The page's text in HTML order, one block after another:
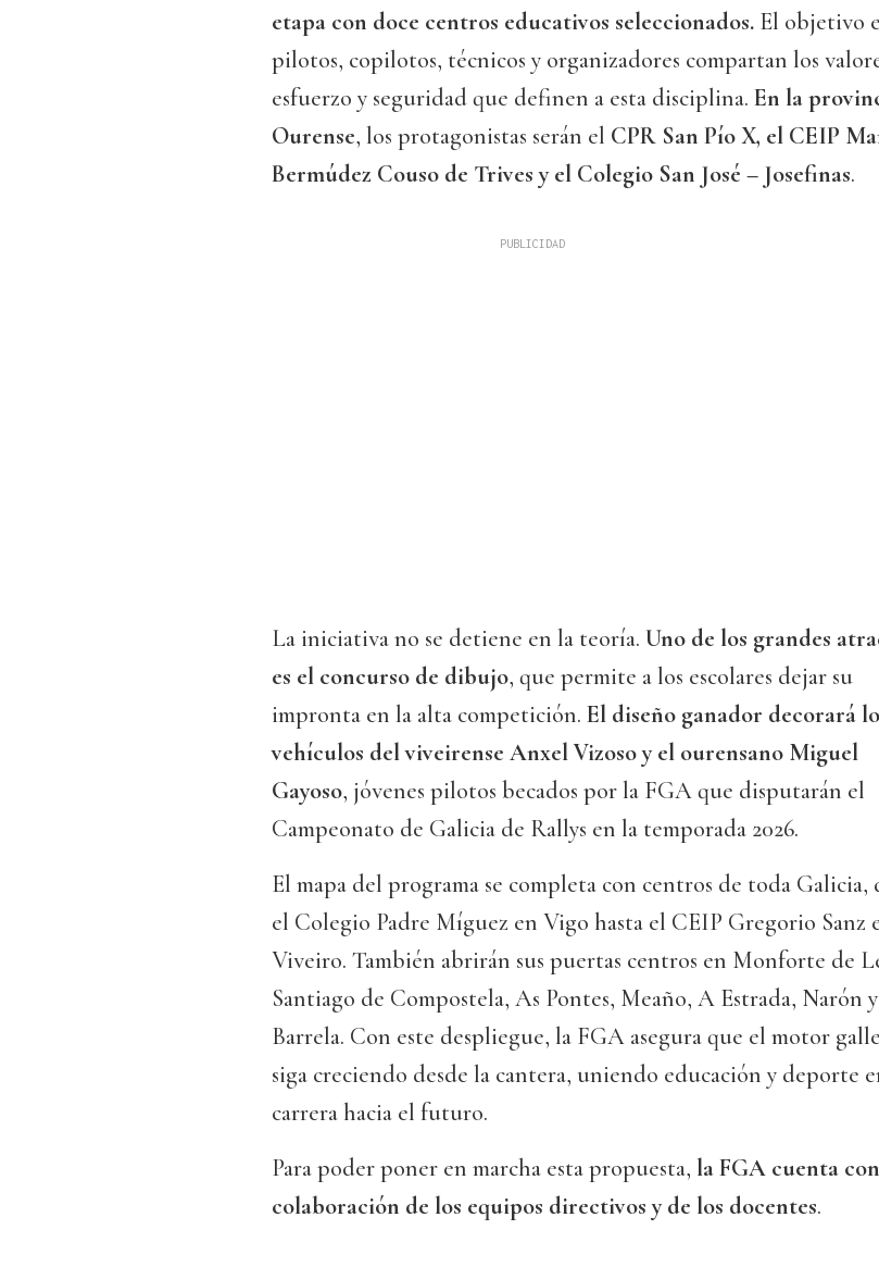
etapa con doce centros educativos seleccionados. El objetivo
pilotos, copilotos, técnicos y organizadores compartan los
esfuerzo y seguridad que definen a esta disciplina. En la
Ourense, los protagonistas serán el CPR San Pío X, el CEIP
Bermúdez Couso de Trives y el Colegio San José – Josefinas.
La iniciativa no se detiene en la teoría. Uno de los grandes
es el concurso de dibujo, que permite a los escolares dejar su
impronta en la alta competición. El diseño ganador decorará
vehículos del viveirense Anxel Vizoso y el ourensano Miguel
Gayoso, jóvenes pilotos becados por la FGA que disputarán el
Campeonato de Galicia de Rallys en la temporada 2026.
El mapa del programa se completa con centros de toda Galicia,
el Colegio Padre Míguez en Vigo hasta el CEIP Gregorio Sanz
Viveiro. También abrirán sus puertas centros en Monforte de
Santiago de Compostela, As Pontes, Meaño, A Estrada, Narón
Barrela. Con este despliegue, la FGA asegura que el motor
siga creciendo desde la cantera, uniendo educación y deporte
carrera hacia el futuro.
Para poder poner en marcha esta propuesta, la FGA cuenta
colaboración de los equipos directivos y de los docentes.